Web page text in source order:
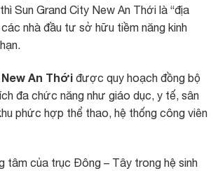
Sun Grand City New An Thới là “địa
nhà đầu tư sở hữu tiềm năng kinh
An Thới được quy hoạch đồng bộ
đa chức năng như giáo dục, y tế, sân
phức hợp thể thao, hệ thống công viên
tâm của trục Đông – Tây trong hệ sinh